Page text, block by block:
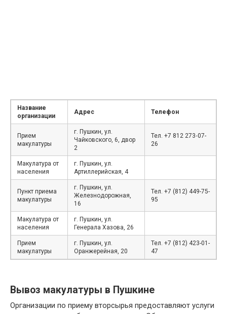
Название
организации
Адрес Телефон
Прием
макулатуры
г. Пушкин, ул.
Чайковского, 6, двор
2
Тел. +7 812 273‑07-
26
Макулатура от
населения
г. Пушкин, ул.
Артиллерийская, 4
Пункт приема
макулатуры
г. Пушкин, ул.
Железнодорожная,
16
Тел. +7 (812) 449-75-
95
Макулатура от
населения
г. Пушкин, ул.
Генерала Хазова, 26
Прием
макулатуры
г. Пушкин, ул.
Оранжерейная, 20
Тел. +7 (812) 423-01-
47
Вывоз макулатуры в Пушкине
Организации по приему вторсырья предоставляют услуги